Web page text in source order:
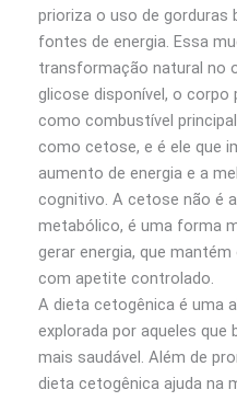
prioriza o uso de gorduras
fontes de energia. Essa
transformação natural no
glicose disponível, o corpo
como combustível
como cetose, e é ele que
aumento de energia e a
cognitivo. A cetose não é
metabólico, é uma forma
gerar energia, que
com apetite controlado.
A dieta cetogênica é uma
explorada por aqueles que
mais saudável. Além de
dieta cetogênica ajuda na